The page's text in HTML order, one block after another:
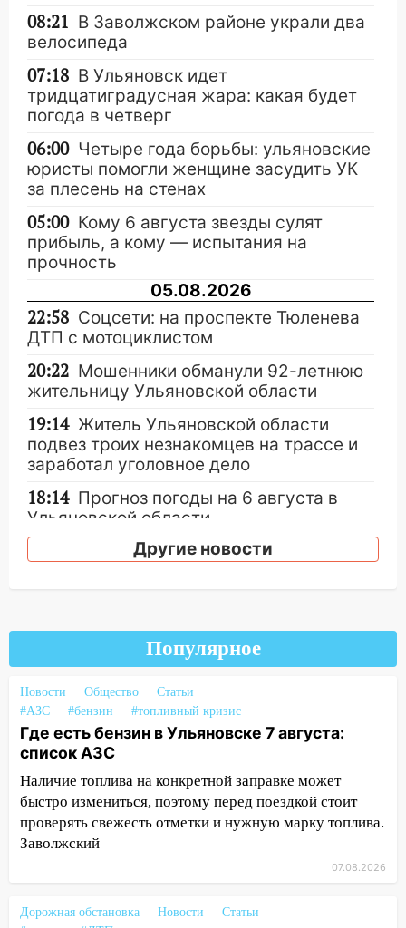
08:21 В Заволжском районе украли два
велосипеда
07:18 В Ульяновск идет
тридцатиградусная жара: какая будет
погода в четверг
06:00 Четыре года борьбы: ульяновские
юристы помогли женщине засудить УК
за плесень на стенах
05:00 Кому 6 августа звезды сулят
прибыль, а кому — испытания на
прочность
05.08.2026
22:58 Соцсети: на проспекте Тюленева
ДТП с мотоциклистом
20:22 Мошенники обманули 92-летнюю
жительницу Ульяновской области
19:14 Житель Ульяновской области
подвез троих незнакомцев на трассе и
заработал уголовное дело
18:14 Прогноз погоды на 6 августа в
Ульяновской области
Мотофристайл, рок и силовой
17:30
августа после рабочего дня: список АЗС
Ульяновске задержали 19-летнюю
сообщницу мошенников
16:12
Едва не перерезал горло: в
Вешкайме посиделки с судимым
знакомым закончились для женщины
больницей
16:06 18-летняя девушка без прав
перевернулась на мопеде и попала в
15:59 Ульяновец отдал более 14
Другие новости
Популярное
Новости Общество
Статьи
#АЗС
#бензин #топливный кризис
Где есть бензин в Ульяновске 7 августа:
список АЗС
Наличие топлива на конкретной заправке может
быстро измениться, поэтому перед поездкой стоит
проверять свежесть отметки и нужную марку топлива.
Заволжский
07.08.2026
Дорожная обстановка Новости
Статьи